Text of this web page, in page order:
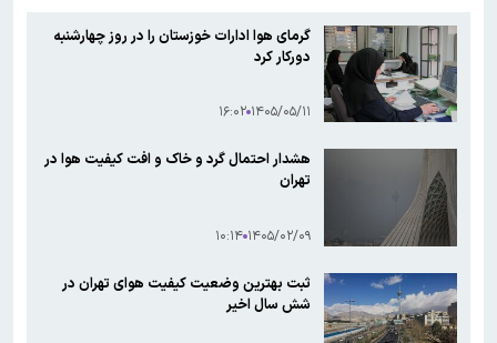
آتش‌سوزی مرگبار در مجتمع تجاری سعیدیه همدان
دانشمندان راز آبشار خونین جنوبگان را کشف کردند
گرمای هوا ادارات خوزستان را در روز چهارشنبه
دورکار کرد
۱۴۰۵/۰۵/۱۱ ۱۶:۰۲
هشدار احتمال گرد و خاک و افت کیفیت هوا در
تهران
۱۴۰۵/۰۲/۰۹ ۱۰:۱۴
ثبت بهترین وضعیت کیفیت هوای تهران در
شش سال اخیر